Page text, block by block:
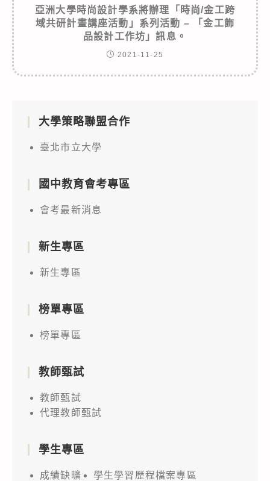
亞洲大學時尚設計學系將辦理「時尚/金工跨
域共研計畫講座活動」系列活動 – 「金工飾
品設計工作坊」訊息。
2021-11-25
大學策略聯盟合作
臺北市立大學
國中教育會考專區
會考最新消息
新生專區
新生專區
榜單專區
榜單專區
教師甄試
教師甄試
代理教師甄試
學生專區
成績缺曠 學生學習歷程檔案專區